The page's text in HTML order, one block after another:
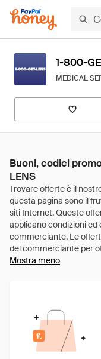
1-800-
MEDICAL
Buoni, codici
LENS
Mostra meno